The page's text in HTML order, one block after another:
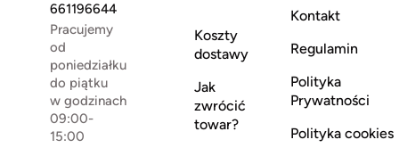
661196644
Pracujemy
od
poniedziałku
do piątku
w godzinach
09:00-
15:00
Koszty
dostawy
Jak
zwrócić
towar?
Kontakt
Regulamin
Polityka
Prywatności
Polityka cookies